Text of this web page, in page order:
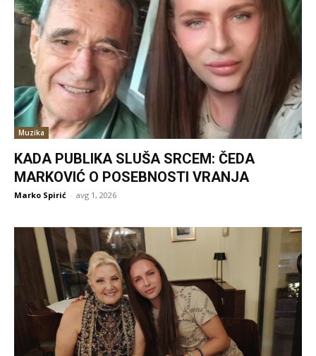
Muzika
KADA PUBLIKA SLUŠA SRCEM: ČEDA
MARKOVIĆ O POSEBNOSTI VRANJA
Marko Spirić - avg 1, 2026